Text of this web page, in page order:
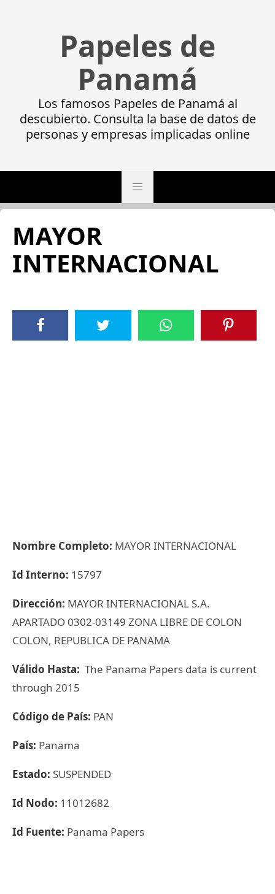
Papeles de
Panamá
Los famosos Papeles de Panamá al
descubierto. Consulta la base de datos de
personas y empresas implicadas online
MAYOR
INTERNACIONAL
Nombre Completo: MAYOR INTERNACIONAL
Id Interno: 15797
Dirección: MAYOR INTERNACIONAL S.A.
APARTADO 0302-03149 ZONA LIBRE DE COLON
COLON, REPUBLICA DE PANAMA
Válido Hasta: The Panama Papers data is current
through 2015
Código de País: PAN
País: Panama
Estado: SUSPENDED
Id Nodo: 11012682
Id Fuente: Panama Papers